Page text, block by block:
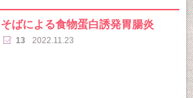
そばによる食物蛋白誘発胃腸炎
13 2022.11.23